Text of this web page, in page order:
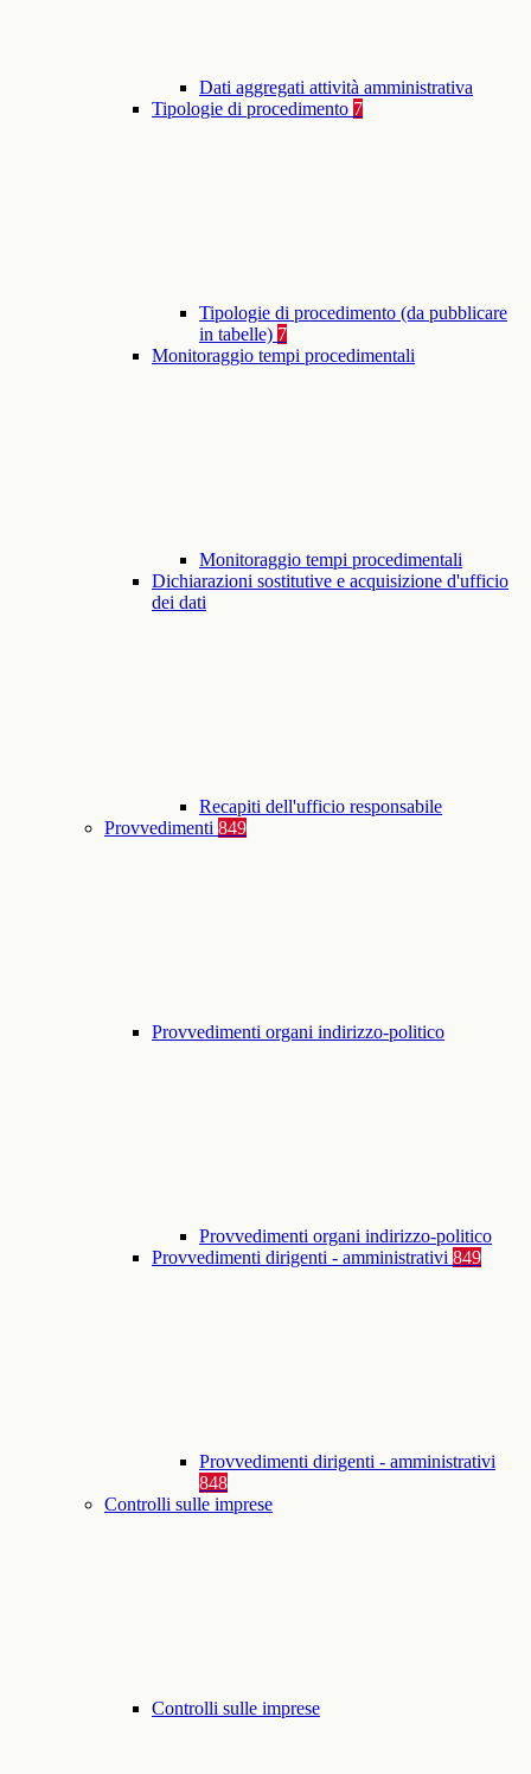
Dati aggregati attività amministrativa
Tipologie di procedimento 7
Tipologie di procedimento (da pubblicare
in tabelle) 7
Monitoraggio tempi procedimentali
Monitoraggio tempi procedimentali
Dichiarazioni sostitutive e acquisizione d'ufficio
dei dati
Recapiti dell'ufficio responsabile
Provvedimenti 849
Provvedimenti organi indirizzo-politico
Provvedimenti organi indirizzo-politico
Provvedimenti dirigenti - amministrativi 849
Provvedimenti dirigenti - amministrativi
848
Controlli sulle imprese
Controlli sulle imprese